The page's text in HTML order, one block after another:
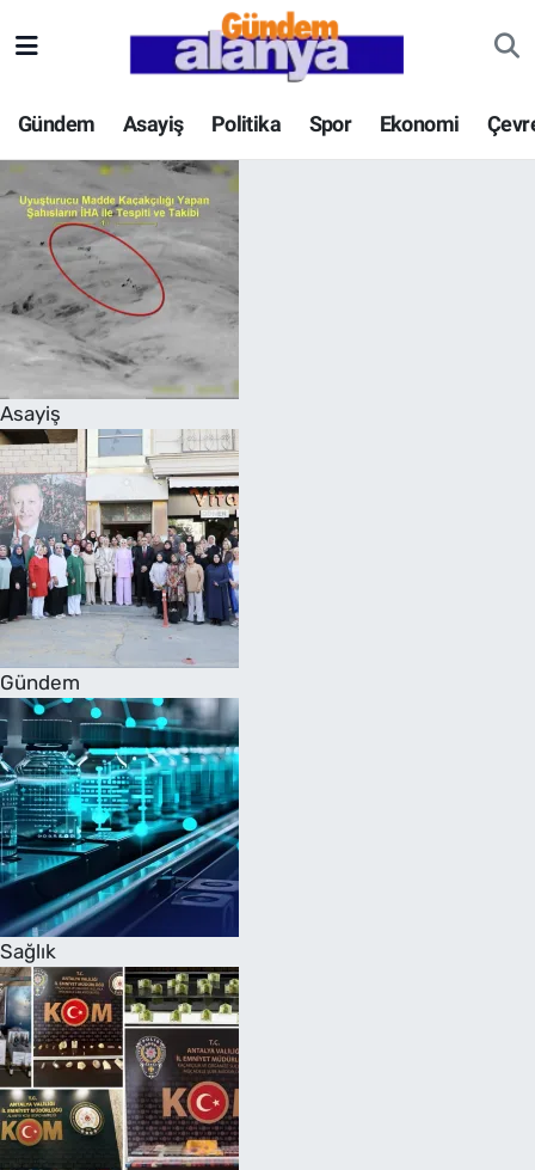
Gündem Asayiş Politika Spor Ekonomi
Asayiş
Gündem
Sağlık